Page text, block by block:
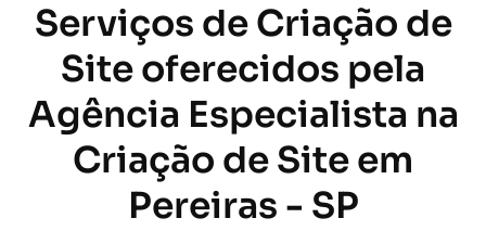
Serviços de Criação de
Site oferecidos pela
Agência Especialista na
Criação de Site em
Pereiras - SP